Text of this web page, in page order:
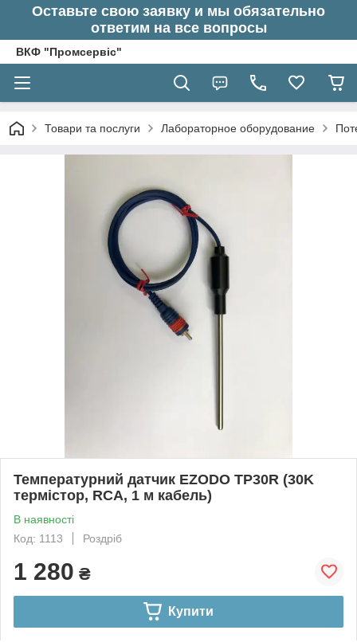
Оставьте свою заявку и мы обязательно
ответим на все вопросы
ВКФ "Промсервіс"
Товари та послуги Лабораторное оборудование
Температурний датчик EZODO TP30R (30K
термістор, RCA, 1 м кабель)
В наявності
Код: 1113
Роздріб
1 280 ₴
Купити